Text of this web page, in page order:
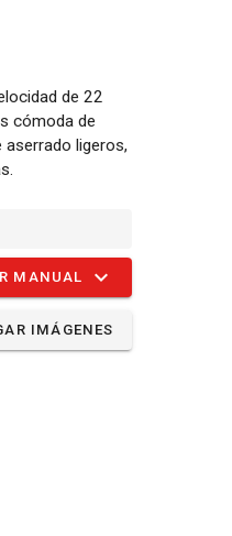
de 22
cómoda de
ligeros,
una mano. No
fuera de su
línea Dual
MANUAL
IMÁGENES